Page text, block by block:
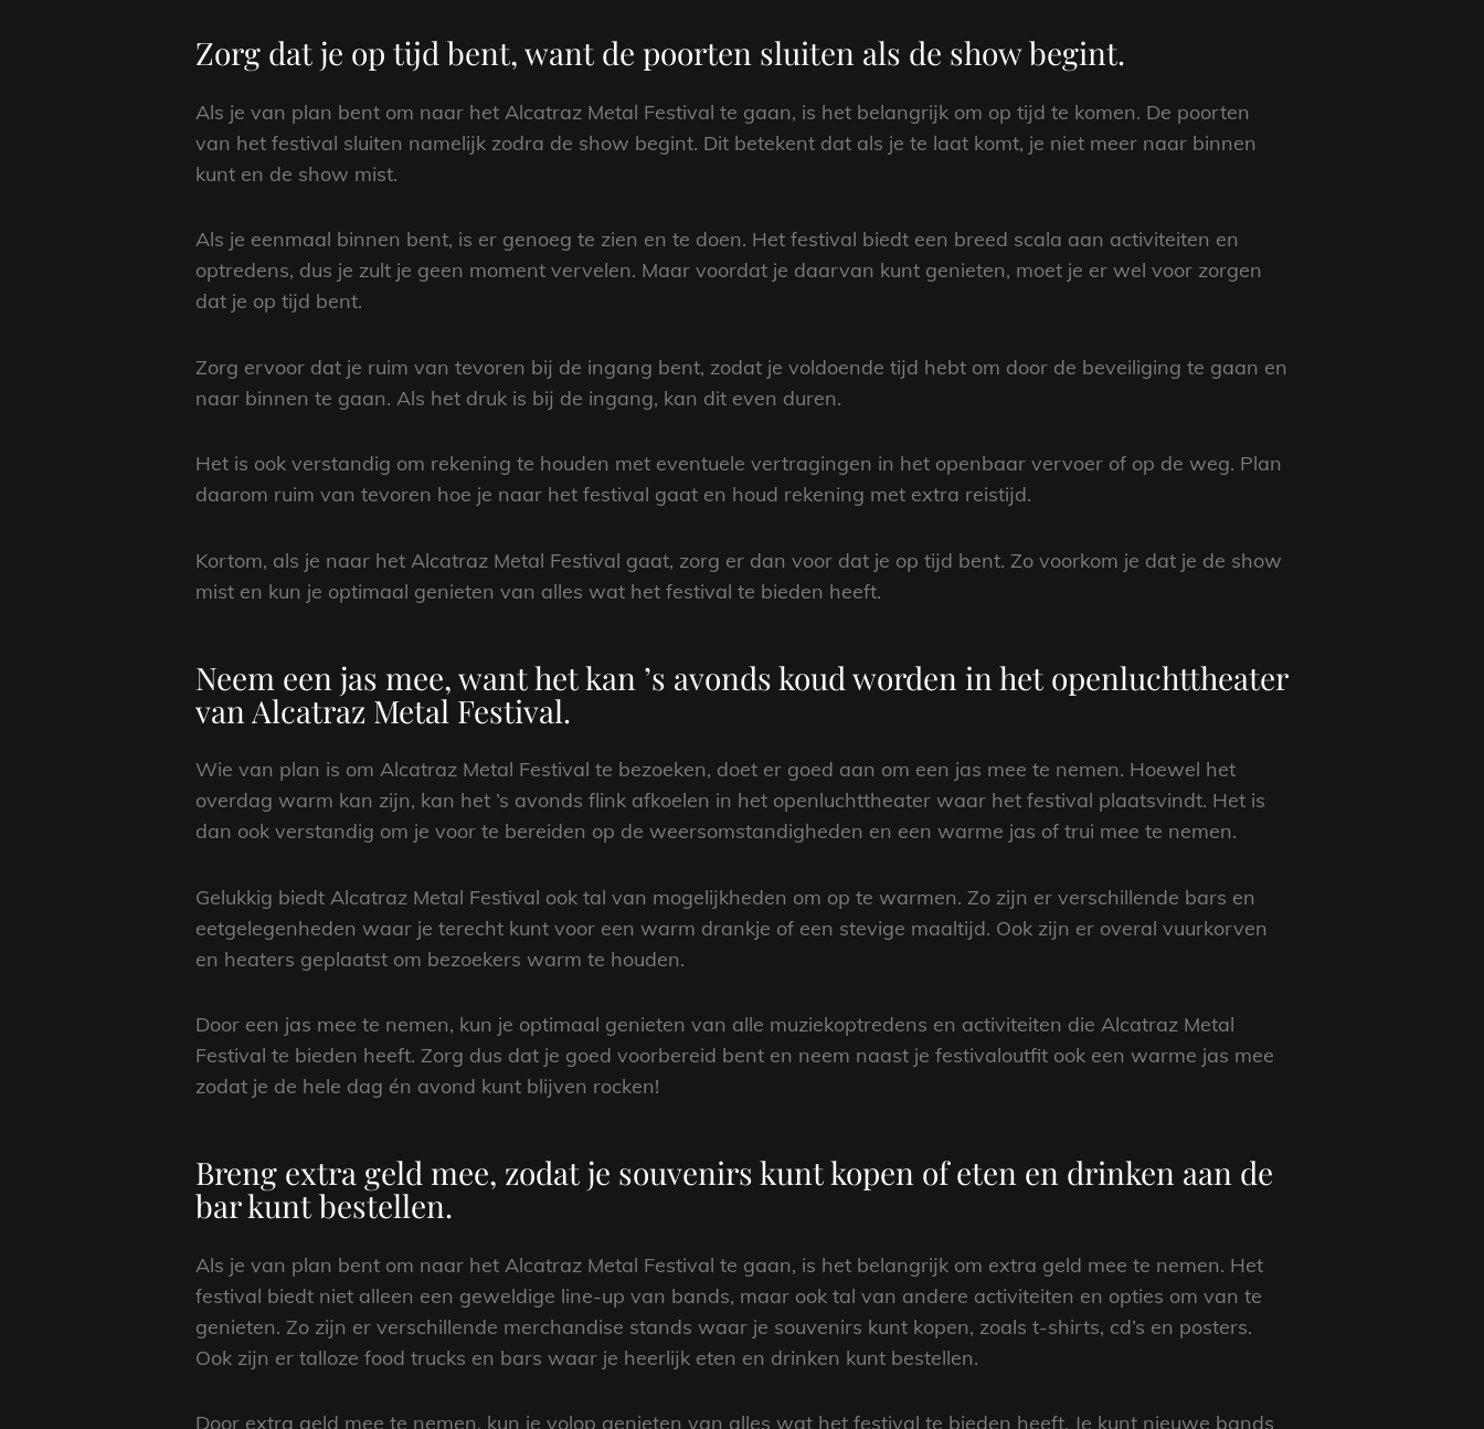
Zorg dat je op tijd bent, want de poorten sluiten als de show begint.
Als je van plan bent om naar het Alcatraz Metal Festival te gaan, is het belangrijk om op tijd te komen. De poorten
van het festival sluiten namelijk zodra de show begint. Dit betekent dat als je te laat komt, je niet meer naar binnen
kunt en de show mist.
Als je eenmaal binnen bent, is er genoeg te zien en te doen. Het festival biedt een breed scala aan activiteiten en
optredens, dus je zult je geen moment vervelen. Maar voordat je daarvan kunt genieten, moet je er wel voor zorgen
dat je op tijd bent.
Zorg ervoor dat je ruim van tevoren bij de ingang bent, zodat je voldoende tijd hebt om door de beveiliging te gaan en
naar binnen te gaan. Als het druk is bij de ingang, kan dit even duren.
Het is ook verstandig om rekening te houden met eventuele vertragingen in het openbaar vervoer of op de weg. Plan
daarom ruim van tevoren hoe je naar het festival gaat en houd rekening met extra reistijd.
Kortom, als je naar het Alcatraz Metal Festival gaat, zorg er dan voor dat je op tijd bent. Zo voorkom je dat je de show
mist en kun je optimaal genieten van alles wat het festival te bieden heeft.
Neem een jas mee, want het kan ’s avonds koud worden in het openluchttheater
van Alcatraz Metal Festival.
Wie van plan is om Alcatraz Metal Festival te bezoeken, doet er goed aan om een jas mee te nemen. Hoewel het
overdag warm kan zijn, kan het ’s avonds flink afkoelen in het openluchttheater waar het festival plaatsvindt. Het is
dan ook verstandig om je voor te bereiden op de weersomstandigheden en een warme jas of trui mee te nemen.
Gelukkig biedt Alcatraz Metal Festival ook tal van mogelijkheden om op te warmen. Zo zijn er verschillende bars en
eetgelegenheden waar je terecht kunt voor een warm drankje of een stevige maaltijd. Ook zijn er overal vuurkorven
en heaters geplaatst om bezoekers warm te houden.
Door een jas mee te nemen, kun je optimaal genieten van alle muziekoptredens en activiteiten die Alcatraz Metal
Festival te bieden heeft. Zorg dus dat je goed voorbereid bent en neem naast je festivaloutfit ook een warme jas mee
zodat je de hele dag én avond kunt blijven rocken!
Breng extra geld mee, zodat je souvenirs kunt kopen of eten en drinken aan de
bar kunt bestellen.
Als je van plan bent om naar het Alcatraz Metal Festival te gaan, is het belangrijk om extra geld mee te nemen. Het
festival biedt niet alleen een geweldige line-up van bands, maar ook tal van andere activiteiten en opties om van te
genieten. Zo zijn er verschillende merchandise stands waar je souvenirs kunt kopen, zoals t-shirts, cd’s en posters.
Ook zijn er talloze food trucks en bars waar je heerlijk eten en drinken kunt bestellen.
Door extra geld mee te nemen, kun je volop genieten van alles wat het festival te bieden heeft. Je kunt nieuwe bands